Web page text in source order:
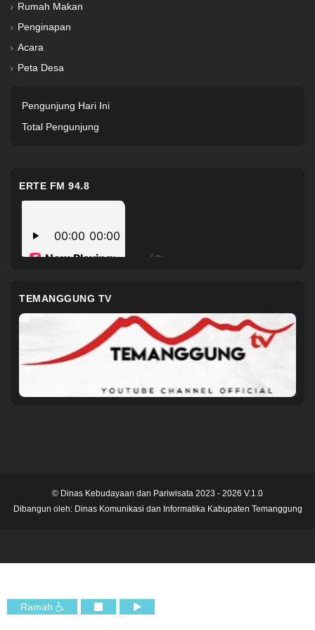
Rumah Makan
Penginapan
Acara
Peta Desa
Pengunjung Hari Ini
Total Pengunjung
ERTE FM 94.8
TEMANGGUNG TV
© Dinas Kebudayaan dan Pariwisata 2023 - 2026 V.1.0
Dibangun oleh: Dinas Komunikasi dan Informatika Kabupaten Temanggung
Ramah